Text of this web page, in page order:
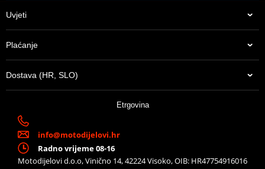
Uvjeti
Plaćanje
Dostava (HR, SLO)
Etrgovina
info@motodijelovi.hr
Radno vrijeme 08-16
Motodijelovi d.o.o, Vinično 14, 42224 Visoko, OIB: HR47754916016